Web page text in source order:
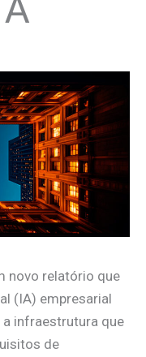
novo relatório que
(IA) empresarial
infraestrutura que
de